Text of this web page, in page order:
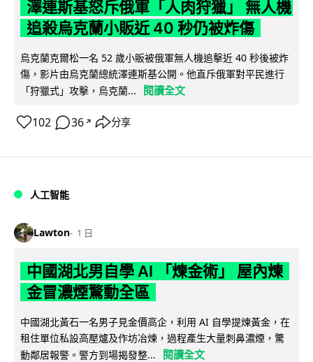
澤連斯基怒斥俄軍「人肉狩獵」 無人機
追殺烏克蘭小販近 40 秒仍被炸傷
烏克蘭克爾松一名 52 歲小販被俄軍無人機追擊近 40 秒後被炸
傷，影片由烏克蘭總統澤連斯基公開。他直斥俄軍對平民進行
「狩獵式」攻擊，烏克蘭...
閱讀全文
102 36 ↗ 分享
人工智能
Lawton 1 日
中國湖北男自學 AI 「煉金術」 屋內煉
金冒濃煙驚動全區
中國湖北黃石一名男子見金價高企，利用 AI 自學提煉黃金，在
租住單位私設高壓爐及作坊冶煉，過程產生大量刺鼻濃煙，驚
動鄰居報警。警方到場揭發整...
閱讀全文